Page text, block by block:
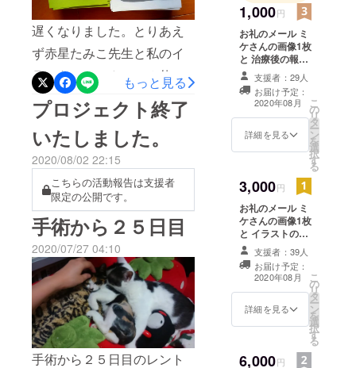
遅くなりました。とりあえ
ず赤星たみこ先生と私のイ
ラストステッカーのみ仕上
がりましたので順番に配布
させていただきます！みな
さま本当にありがとうござ
いました(⌒▽⌒)８月８日で
通院はとりあえず終了いた
しました。プレート抜去も
子猫の体力的問題から麻酔
手術を重ねないほうが良い
との判断で抜去しない方向
になりました。去勢手術の
時期にまた状態を見ていた
だく感じになりました。ミ
ケさんの様子は、 隔離部屋
もっと見る
プロジェクト終了
いたしました。
2020/08/02 22:15
こちらの活動報告は支援者
限定の公開です。
手術から２５日目
2020/07/27 04:10
手術から２５日目のレント
1,000円
お礼のメール ミ
ケさんの画像1枚
と 治療後の報告
をメールでご報
告させていただ
きます。
支援者：29人
お届け予定：
2020年08月
詳細を見る
こ
の
リ
タ
ー
ン
を
選
択
す
る
3,000円
お礼のメール ミ
ケさんの画像1枚
と イラストのス
テッカー２枚
（赤星たみこ＆
久井めぐみ） 治
療後の報告を
メールでご報告
させていただき
支援者：39人
お届け予定：
2020年08月
詳細を見る
こ
の
リ
タ
ー
ン
を
選
択
す
る
6,000円